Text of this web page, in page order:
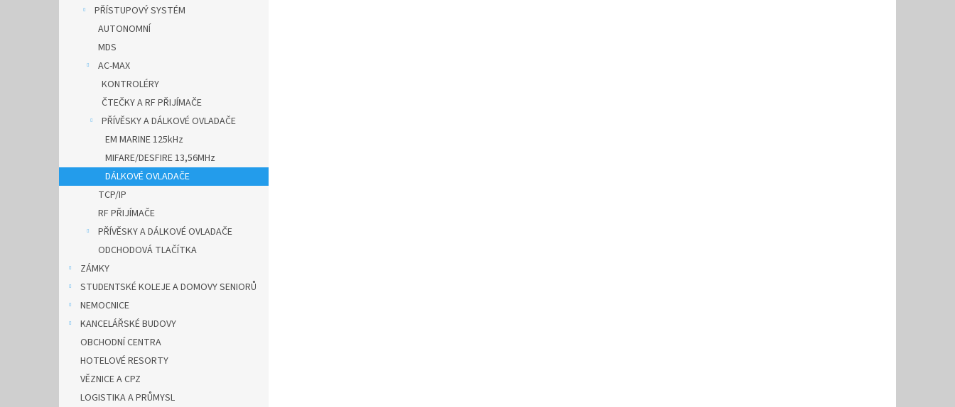
PŘÍSTUPOVÝ SYSTÉM
AUTONOMNÍ
MDS
AC-MAX
KONTROLÉRY
ČTEČKY A RF PŘIJÍMAČE
PŘÍVĚSKY A DÁLKOVÉ OVLADAČE
EM MARINE 125kHz
MIFARE/DESFIRE 13,56MHz
DÁLKOVÉ OVLADAČE
TCP/IP
RF PŘIJÍMAČE
PŘÍVĚSKY A DÁLKOVÉ OVLADAČE
ODCHODOVÁ TLAČÍTKA
ZÁMKY
STUDENTSKÉ KOLEJE A DOMOVY SENIORŮ
NEMOCNICE
KANCELÁŘSKÉ BUDOVY
OBCHODNÍ CENTRA
HOTELOVÉ RESORTY
VĚZNICE A CPZ
LOGISTIKA A PRŮMYSL